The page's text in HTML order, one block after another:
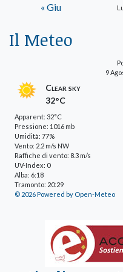
« Giu
Il Meteo
9
Clear sky
32°C
Apparent: 32°C
Pressione: 1016 mb
Umidità: 77%
Vento: 2.2 m/s NW
Raffiche di vento: 8.3 m/s
UV-Index: 0
Alba: 6:18
Tramonto: 20:29
© 2026 Powered by Open-Meteo